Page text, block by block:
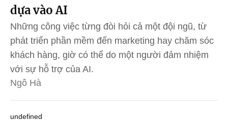
dựa vào AI
Những công việc từng đòi hỏi cả một đội ngũ, từ
phát triển phần mềm đến marketing hay chăm sóc
khách hàng, giờ có thể do một người đảm nhiệm
với sự hỗ trợ của AI.
Ngô Hà
undefined